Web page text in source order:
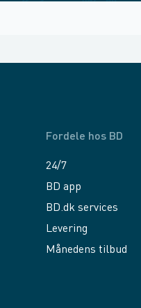
Fordele hos BD
24/7
BD app
BD.dk services
Levering
Månedens tilbud